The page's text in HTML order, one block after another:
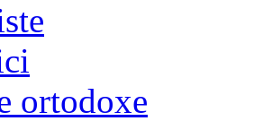
ortodoxe